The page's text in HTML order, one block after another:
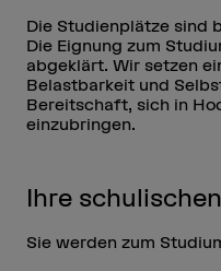
Die Studienplätze sind
Die Eignung zum
abgeklärt. Wir setzen
Belastbarkeit und
Bereitschaft, sich in
einzubringen.
Ihre
Sie werden zum